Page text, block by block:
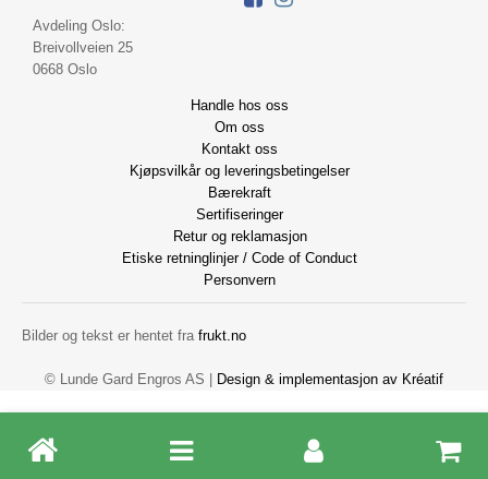
Avdeling Oslo:
Breivollveien 25
0668 Oslo
Handle hos oss
Om oss
Kontakt oss
Kjøpsvilkår og leveringsbetingelser
Bærekraft
Sertifiseringer
Retur og reklamasjon
Etiske retninglinjer / Code of Conduct
Personvern
Bilder og tekst er hentet fra frukt.no
© Lunde Gard Engros AS | Design & implementasjon av Kréatif